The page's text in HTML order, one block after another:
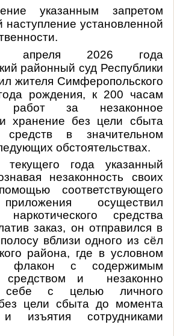
указанным запретом
наступление установленной
апреля 2026 года
районный суд Республики
жителя Симферопольского
рождения, к 200 часам
работза незаконное
хранение без цели сбыта
средств в значительном
обстоятельствах.
текущего года указанный
незаконность своих
соответствующего
осуществил
наркотического средства
заказ, он отправился в
вблизи одного из сёл
района, где в условном
флакон с содержимым
средством и незаконно
с целью личного
цели сбыта до момента
изъятия сотрудниками